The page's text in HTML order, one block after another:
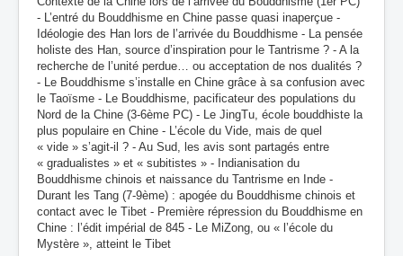
- L’entré du Bouddhisme en Chine passe quasi inaperçue -
Idéologie des Han lors de l’arrivée du Bouddhisme - La pensée
holiste des Han, source d’inspiration pour le Tantrisme ? - A la
recherche de l’unité perdue… ou acceptation de nos dualités ?
- Le Bouddhisme s’installe en Chine grâce à sa confusion avec
le Taoïsme - Le Bouddhisme, pacificateur des populations du
Nord de la Chine (3-6ème PC) - Le JingTu, école bouddhiste la
plus populaire en Chine - L’école du Vide, mais de quel
« vide » s’agit-il ? - Au Sud, les avis sont partagés entre
« gradualistes » et « subitistes » - Indianisation du
Bouddhisme chinois et naissance du Tantrisme en Inde -
Durant les Tang (7-9ème) : apogée du Bouddhisme chinois et
contact avec le Tibet - Première répression du Bouddhisme en
Chine : l’édit impérial de 845 - Le MiZong, ou « l’école du
Mystère », atteint le Tibet